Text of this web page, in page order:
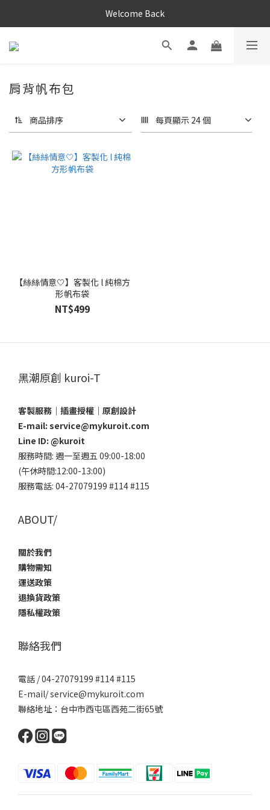
Welcome Back
肩背帆布包
商品排序 每頁顯示 24 個
【絲絲情意🤍】客製化 l 純棉方
形帆布袋
NT$499
黑潮原創 kuroi-T
客製服務｜插畫授權｜原創設計
E-mail: service@mykuroit.com
Line ID: @kuroit
服務時間: 週一至週五 09:00-18:00
(午休時間:12:00-13:00)
服務電話: 04-27079199 #114 #115
ABOUT/
關於我們
購物需知
運送政策
退換貨政策
隱私權政策
聯絡我們
電話 / 04-27079199 #114 #115
E-mail/ service@mykuroit.com
聯絡地址：台中市西屯區西苑二街65號